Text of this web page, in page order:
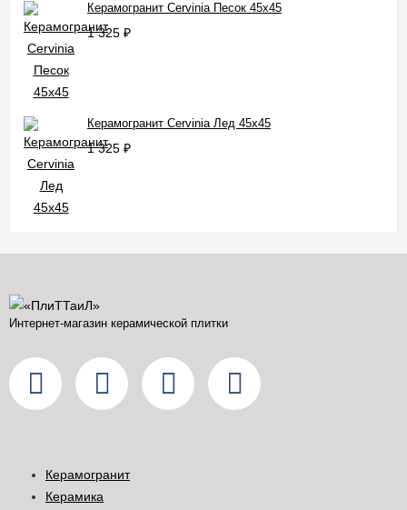
Керамогранит Cervinia Песок 45x45
1 325 ₽
Керамогранит Cervinia Лед 45x45
1 325 ₽
Интернет-магазин керамической плитки
Керамогранит
Керамика